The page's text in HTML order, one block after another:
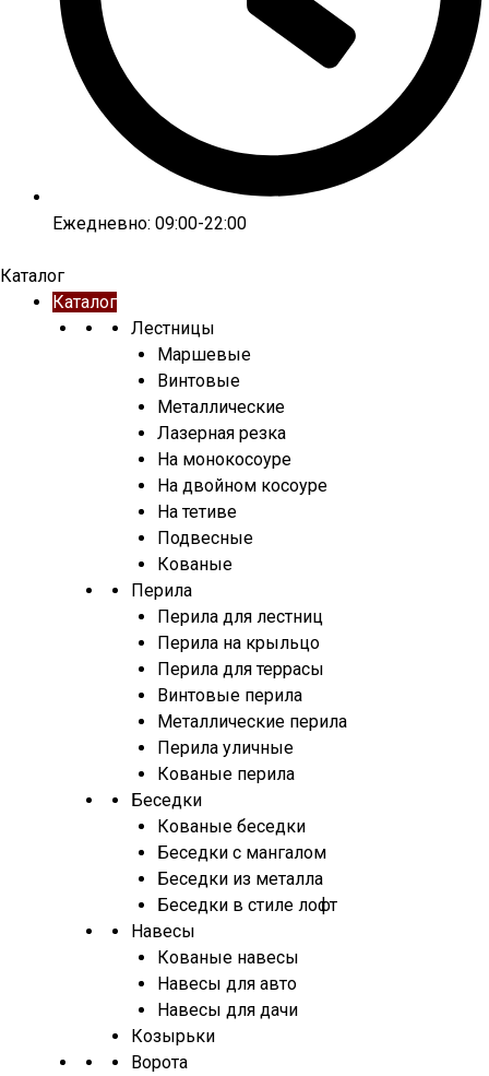
Ежедневно: 09:00-22:00
Каталог
Каталог
Лестницы
Маршевые
Винтовые
Металлические
Лазерная резка
На монокосоуре
На двойном косоуре
На тетиве
Подвесные
Кованые
Перила
Перила для лестниц
Перила на крыльцо
Перила для террасы
Винтовые перила
Металлические перила
Перила уличные
Кованые перила
Беседки
Кованые беседки
Беседки с мангалом
Беседки из металла
Беседки в стиле лофт
Навесы
Кованые навесы
Навесы для авто
Навесы для дачи
Козырьки
Ворота